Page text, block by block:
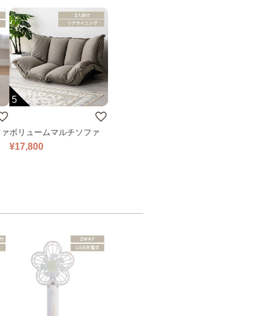
5
ボリュームマルチソファ
¥17,800